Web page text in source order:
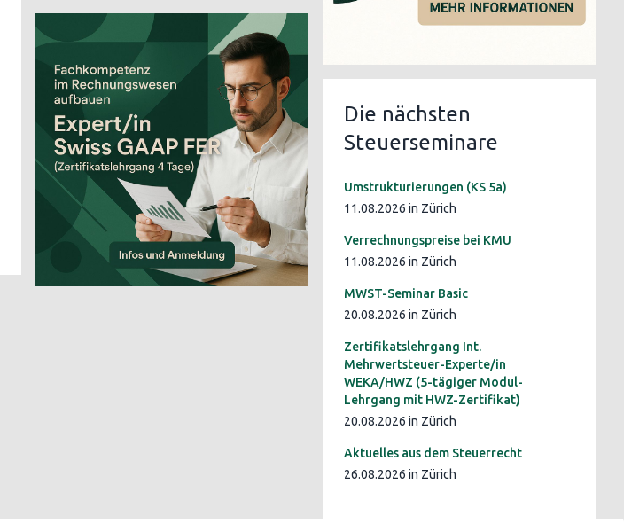
Die nächsten
Steuerseminare
Umstrukturierungen (KS 5a)
11.08.2026 in Zürich
Verrechnungspreise bei KMU
11.08.2026 in Zürich
MWST-Seminar Basic
20.08.2026 in Zürich
Zertifikatslehrgang Int.
Mehrwertsteuer-Experte/in
WEKA/HWZ (5-tägiger Modul-
Lehrgang mit HWZ-Zertifikat)
20.08.2026 in Zürich
Aktuelles aus dem Steuerrecht
26.08.2026 in Zürich